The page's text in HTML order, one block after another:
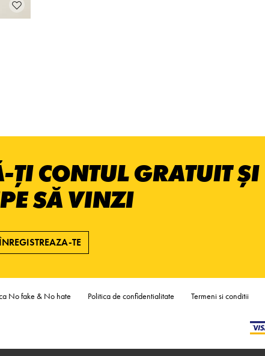
CONTUL GRATUIT ȘI
SĂ VINZI
TE
No fake & No hate Politica de confidentialitate Termeni si conditii